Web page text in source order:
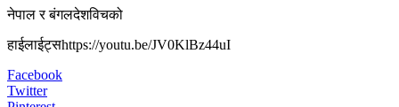
नेपाल र बंगलदेशविचको
हाईलाईट्सhttps://youtu.be/JV0KlBz44uI
Facebook
Twitter